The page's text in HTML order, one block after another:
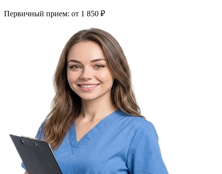
Первичный прием: от 1 850 ₽